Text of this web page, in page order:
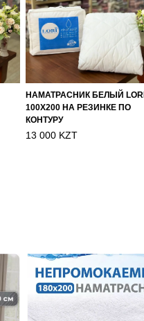
НАМАТРАСНИК БЕЛЫЙ LORI
100Х200 НА РЕЗИНКЕ ПО
КОНТУРУ
13 000 KZT